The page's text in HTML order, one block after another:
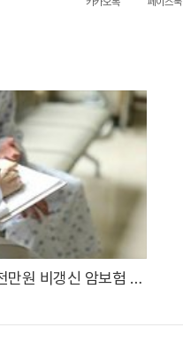
만원 비갱신 암보험 출